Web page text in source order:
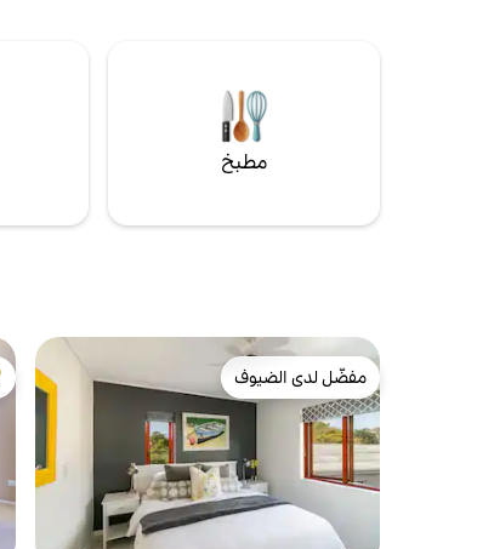
مطبخ
مفضّل لدى الضيوف
مفضّل لدى الضيوف